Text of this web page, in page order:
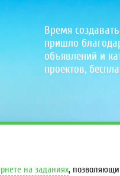
Время
пришло
объявлений и
проектов,
на заданиях,